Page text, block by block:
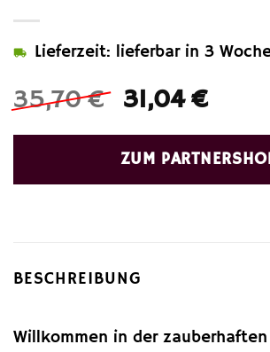
35,70€
war:
35,70 €
31,04€
ist:
31,04
Lieferzeit: lieferbar in 3
ZUM
BESCHREIBUNG
Willkommen in der